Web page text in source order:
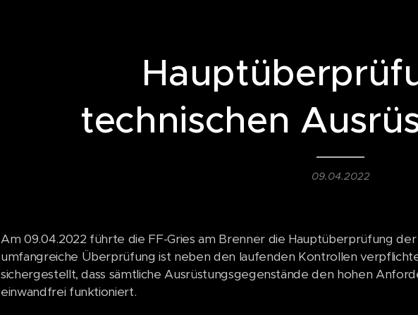
technischen
09.04.2022
Am 09.04.2022 führte die FF-Gries am Brenner die Hauptüberprüfung
umfangreiche Überprüfung ist neben den laufenden Kontrollen
sichergestellt, dass sämtliche Ausrüstungsgegenstände den hohen
einwandfrei funktioniert.